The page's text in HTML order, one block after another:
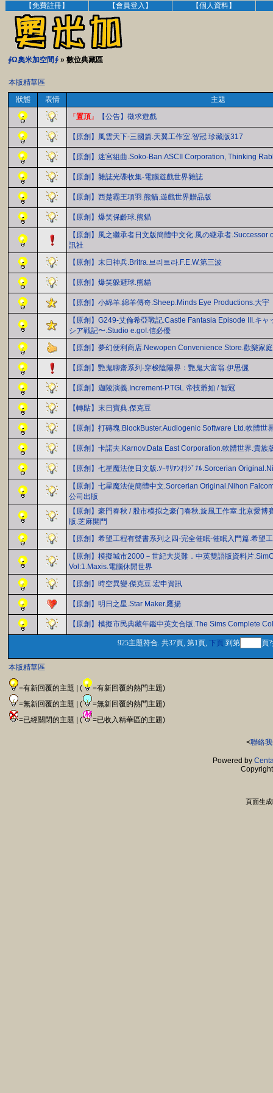
【免費註冊】 【會員登入】 【個人資料】
∮Ω奧米加空間∮ » 數位典藏區
本版精華區
狀態
表情
主題
『置頂』 【公告】徵求遊戲
【原創】風雲天下-三國篇.天翼工作室.智冠 珍藏版317
【原創】迷宮組曲.Soko-Ban.ASCII Corporation, Thinking
【原創】雜誌光碟收集-電腦遊戲世界雜誌
【原創】西楚霸王項羽.熊貓.遊戲世界贈品版
【原創】爆笑保齡球.熊貓
【原創】風之繼承者日文版簡體中文化.風の継承者.Successor
訊社
【原創】末日神兵.Britra.브리트라.F.E.W.第三波
【原創】爆笑躲避球.熊貓
【原創】小綿羊.綿羊傳奇.Sheep.Minds Eye Productions.大宇
【原創】G249-艾倫希亞戰記.Castle Fantasia Episode III.キ
シア戦記〜.Studio e.go!.信必優
【原創】夢幻便利商店.Newopen Convenience Store.歡樂家
【原創】艷鬼聊齋系列-穿梭陰陽界：艷鬼大富翁.伊思儷
【原創】迦陵演義.Increment-P.TGL 帝技爺如 / 智冠
【轉貼】末日寶典.傑克豆
【原創】打磚塊.BlockBuster.Audiogenic Software Ltd.軟體世
【原創】卡諾夫.Karnov.Data East Corporation.軟體世界.貴族
【原創】七星魔法使日文版.ｿｰｻﾘｱﾝｵﾘｼﾞﾅﾙ.Sorcerian
【原創】七星魔法使簡體中文.Sorcerian Original.Nihon
公司出版
【原創】豪門春秋 / 股市模拟之豪门春秋.旋風工作室.北京愛
版.芝麻開門
【原創】希望工程有聲書系列之四-完全催眠-催眠入門篇.希望
【原創】模擬城市2000－世紀大災難．中英雙語版資料片
Vol:1.Maxis.電腦休閒世界
【原創】時空異變.傑克豆.宏申資訊
【原創】明日之星.Star Maker.鷹揚
【原創】模擬市民典藏年鑑中英文合版.The Sims Complete
925主題符合. 共37頁, 第1頁, 下頁 到第 頁
本版精華區
=有新回覆的主題 | (
=有新回覆的熱門主題)
=無新回覆的主題 | (
=無新回覆的熱門主題)
=已經關閉的主題 | (
=已收入精華區的主題)
<聯絡
Powered by
頁面生